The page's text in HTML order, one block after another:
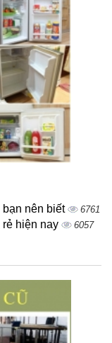
bạn nên biết 6761
hiện nay 6057